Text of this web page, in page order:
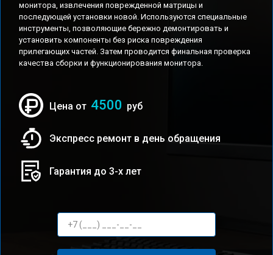
монитора, извлечения поврежденной матрицы и
последующей установки новой. Используются специальные
инструменты, позволяющие бережно демонтировать и
установить компоненты без риска повреждения
прилегающих частей. Затем проводится финальная проверка
качества сборки и функционирования монитора.
Цена от 4500 руб
Экспресс ремонт в день обращения
Гарантия до 3-х лет